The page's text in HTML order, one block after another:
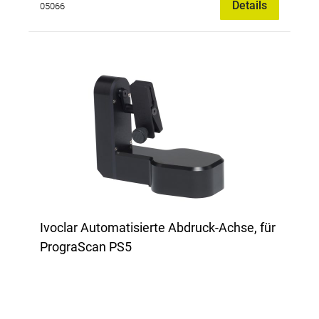
05066 Details
Ivoclar Automatisierte Abdruck-Achse, für
PrograScan PS5